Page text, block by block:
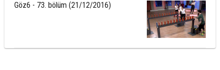
Göz6 - 73. bölüm (21/12/2016)